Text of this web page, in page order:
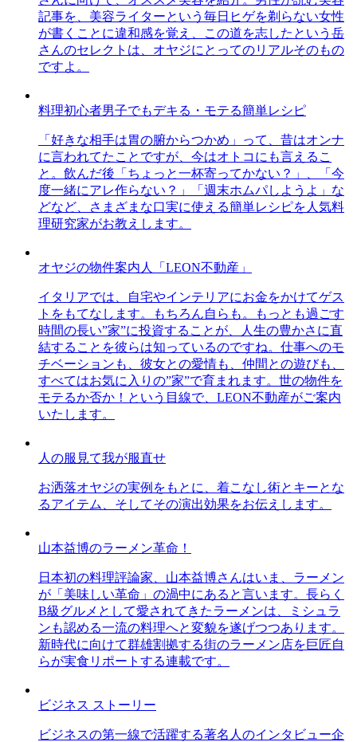
記事を、美容ライターという毎日ヒゲを剃らない女性
が書くことに違和感を覚え、この道を志したという岳
さんのセレクトは、オヤジにとってのリアルそのもの
ですよ。
料理初心者男子でもデキる・モテる簡単レシピ
「好きな相手は胃の腑からつかめ」って、昔はオンナ
に言われてたことですが、今はオトコにも言えるこ
と。飲んだ後「ちょっと一杯寄ってかない？」、「今
度一緒にアレ作らない？」「週末ホムパしようよ」な
どなど、さまざまな口実に使える簡単レシピを人気料
理研究家がお教えします。
オヤジの物件案内人「LEON不動産」
イタリアでは、自宅やインテリアにお金をかけてゲス
トをもてなします。もちろん自らも。もっとも過ごす
時間の長い”家”に投資することが、人生の豊かさに直
結することを彼らは知っているのですね。仕事へのモ
チベーションも、彼女との愛情も、仲間との遊びも、
すべてはお気に入りの”家”で育まれます。世の物件を
モテるか否か！という目線で、LEON不動産がご案内
いたします。
人の服見て我が服直せ
お洒落オヤジの実例をもとに、着こなし術とキーとな
るアイテム、そしてその演出効果をお伝えします。
山本益博のラーメン革命！
日本初の料理評論家、山本益博さんはいま、ラーメン
が「美味しい革命」の渦中にあると言います。長らく
B級グルメとして愛されてきたラーメンは、ミシュラ
ンも認める一流の料理へと変貌を遂げつつあります。
新時代に向けて群雄割拠する街のラーメン店を巨匠自
らが実食リポートする連載です。
ビジネス ストーリー
ビジネスの第一線で活躍する著名人のインタビュー企